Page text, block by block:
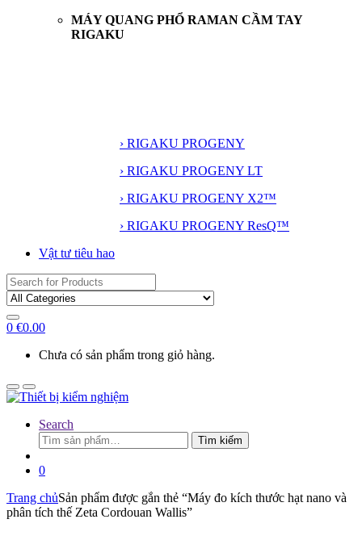
MÁY QUANG PHỔ RAMAN CẦM TAY
RIGAKU
› RIGAKU PROGENY
› RIGAKU PROGENY LT
› RIGAKU PROGENY X2™
› RIGAKU PROGENY ResQ™
Vật tư tiêu hao
Search
for:
0 €0.00
Chưa có sản phẩm trong giỏ hàng.
Search
Tìm
kiếm:
Tìm kiếm
0
Trang chủSản phẩm được gắn thẻ “Máy đo kích thước hạt nano và
phân tích thế Zeta Cordouan Wallis”